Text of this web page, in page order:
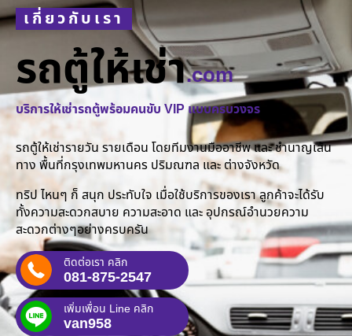
เกี่ยวกับเรา
รถตู้ให้เช่า.com
บริการให้เช่ารถตู้พร้อมคนขับ VIP แบบครบวงจร
รถตู้ให้เช่ารายวัน รายเดือน โดยทีมงานมืออาชีพ และ ชำนาญเส้น
ทาง พื้นที่กรุงเทพมหานคร ปริมณฑล และ ต่างจังหวัด
ทริป ไหนๆ ก็ สนุก ประทับใจ เมื่อใช้บริการของเรา ลูกค้าจะได้รับ
ทั้งความสะดวกสบาย ความสะอาด และ อุปกรณ์อำนวยความ
สะดวกต่างๆอย่างครบครัน
ติดต่อเรา คลิก
081-875-2547
เพิ่มเพื่อน Line คลิก
van958